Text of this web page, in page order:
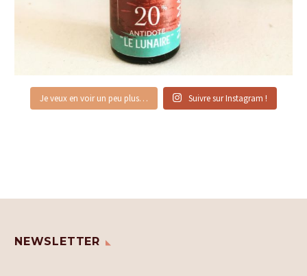
Je veux en voir un peu plus… Suivre sur Instagram !
NEWSLETTER